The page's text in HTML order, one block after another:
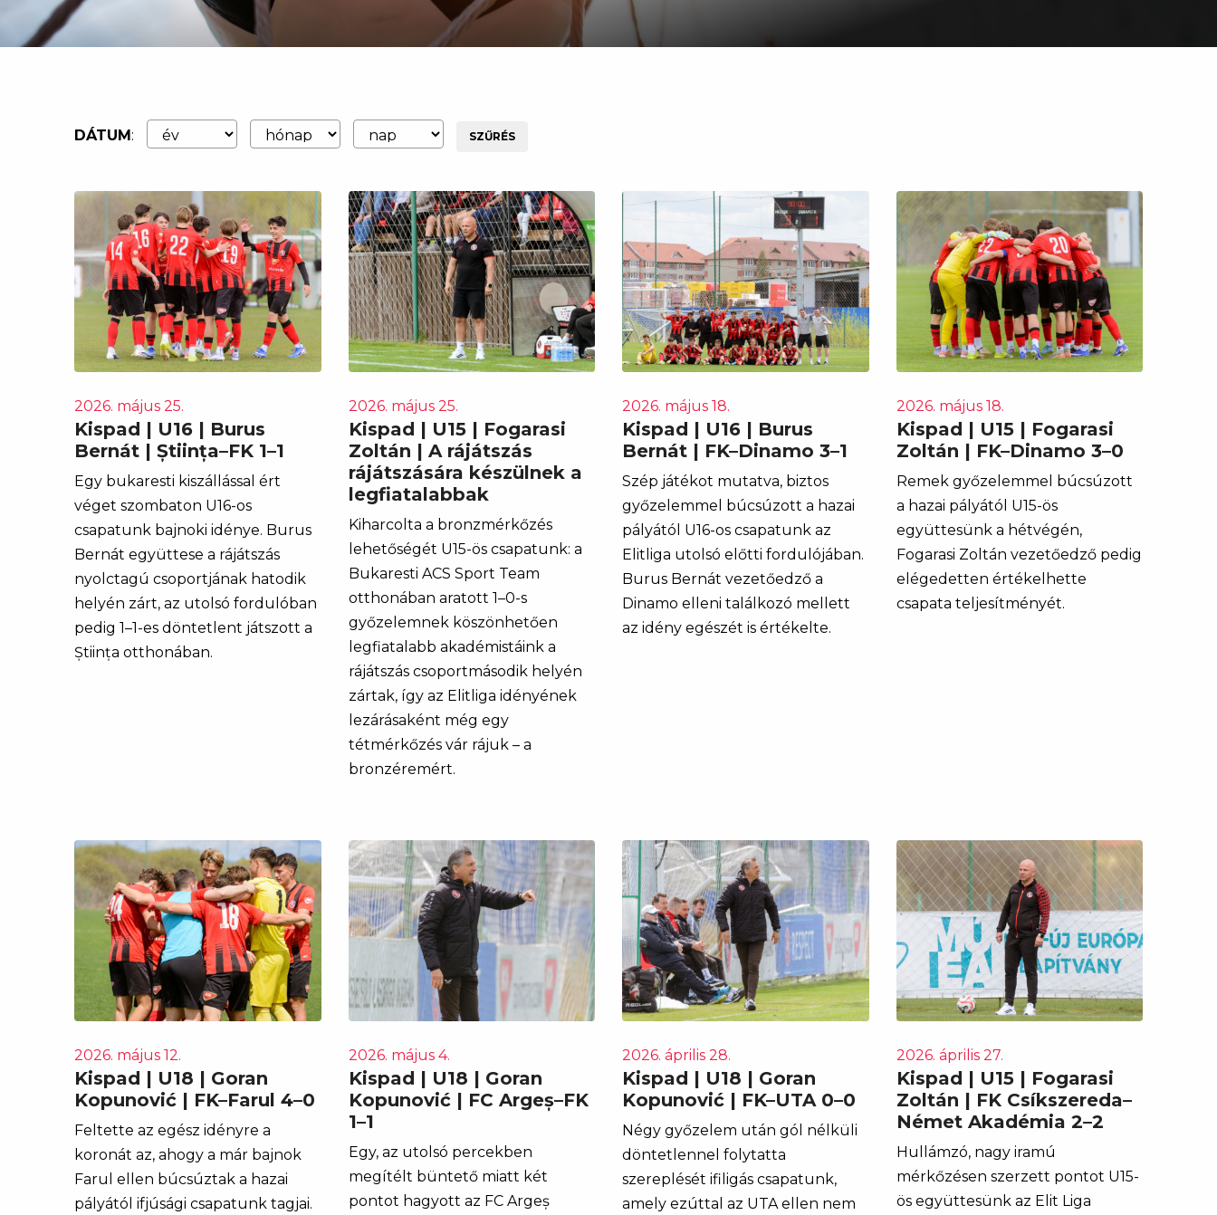
DÁTUM: SZŰRÉS
2026. május 25.
Kispad | U16 | Burus
Bernát | Știința–FK 1–1
Egy bukaresti kiszállással ért
véget szombaton U16-os
csapatunk bajnoki idénye. Burus
Bernát együttese a rájátszás
nyolctagú csoportjának hatodik
helyén zárt, az utolsó fordulóban
pedig 1–1-es döntetlent játszott a
Știința otthonában.
2026. május 25.
Kispad | U15 | Fogarasi
Zoltán | A rájátszás
rájátszására készülnek a
legfiatalabbak
Kiharcolta a bronzmérkőzés
lehetőségét U15-ös csapatunk: a
Bukaresti ACS Sport Team
otthonában aratott 1–0-s
győzelemnek köszönhetően
legfiatalabb akadémistáink a
rájátszás csoportmásodik helyén
zártak, így az Elitliga idényének
lezárásaként még egy
tétmérkőzés vár rájuk – a
bronzéremért.
2026. május 18.
Kispad | U16 | Burus
Bernát | FK–Dinamo 3–1
Szép játékot mutatva, biztos
győzelemmel búcsúzott a hazai
pályától U16-os csapatunk az
Elitliga utolsó előtti fordulójában.
Burus Bernát vezetőedző a
Dinamo elleni találkozó mellett
az idény egészét is értékelte.
2026. május 18.
Kispad | U15 | Fogarasi
Zoltán | FK–Dinamo 3–0
Remek győzelemmel búcsúzott
a hazai pályától U15-ös
együttesünk a hétvégén,
Fogarasi Zoltán vezetőedző pedig
elégedetten értékelhette
csapata teljesítményét.
2026. május 12.
Kispad | U18 | Goran
Kopunović | FK–Farul 4–0
Feltette az egész idényre a
koronát az, ahogy a már bajnok
Farul ellen búcsúztak a hazai
pályától ifjúsági csapatunk tagjai.
2026. május 4.
Kispad | U18 | Goran
Kopunović | FC Argeș–FK
1–1
Egy, az utolsó percekben
megítélt büntető miatt két
pontot hagyott az FC Argeș
2026. április 28.
Kispad | U18 | Goran
Kopunović | FK–UTA 0–0
Négy győzelem után gól nélküli
döntetlennel folytatta
szereplését ifiligás csapatunk,
amely ezúttal az UTA ellen nem
2026. április 27.
Kispad | U15 | Fogarasi
Zoltán | FK Csíkszereda–
Német Akadémia 2–2
Hullámzó, nagy iramú
mérkőzésen szerzett pontot U15-
ös együttesünk az Elit Liga